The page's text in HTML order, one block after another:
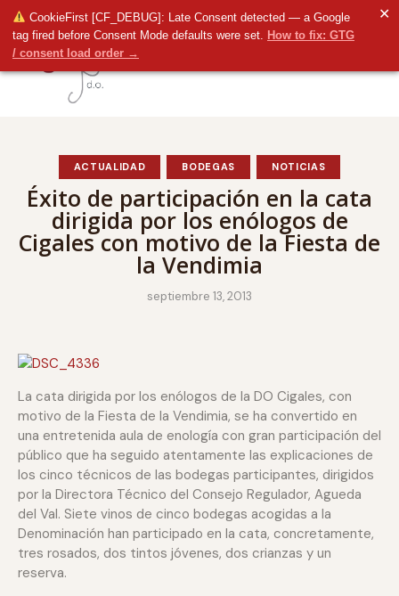
CookieFirst [CF_DEBUG]: Late Consent detected — a Google
tag fired before Consent Mode defaults were set. How to fix: GTG
/ consent load order →
✕
ACTUALIDAD BODEGAS NOTICIAS
Éxito de participación en la cata
dirigida por los enólogos de
Cigales con motivo de la Fiesta de
la Vendimia
septiembre 13, 2013
La cata dirigida por los enólogos de la DO Cigales, con
motivo de la Fiesta de la Vendimia, se ha convertido en
una entretenida aula de enología con gran participación del
público que ha seguido atentamente las explicaciones de
los cinco técnicos de las bodegas participantes, dirigidos
por la Directora Técnico del Consejo Regulador, Agueda
del Val. Siete vinos de cinco bodegas acogidas a la
Denominación han participado en la cata, concretamente,
tres rosados, dos tintos jóvenes, dos crianzas y un
reserva.